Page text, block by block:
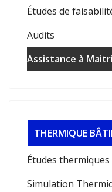
Études de
Audits
Assistance à
THERMIQUE
Études
Simulation